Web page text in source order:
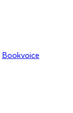
Bookvoice